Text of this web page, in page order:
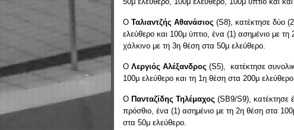
Ο Ταλιαντζής Αθανάσιος (S8), κατέκτησε δύο
ελεύθερο και 100μ ύπτιο, ένα (1) ασημένιο με
χάλκινο με τη 3η θέση στα 50μ ελεύθερο.
Ο Λεργιός Αλέξανδρος (S5), κατέκτησε
100μ ελεύθερο και τη 1η θέση στα 200μ ελεύθερο.
Ο Πανταζίδης Τηλέμαχος (SΒ9/S9), κατέκτησε
πρόσθιο, ένα (1) ασημένιο με τη 2η θέση στα
στα 50μ ελεύθερο.